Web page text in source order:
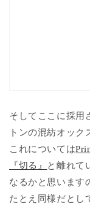
そしてここに採用
トンの混紡オック
これについては
『切る』 と離れて
なるかと思います
たとえ同様だとし